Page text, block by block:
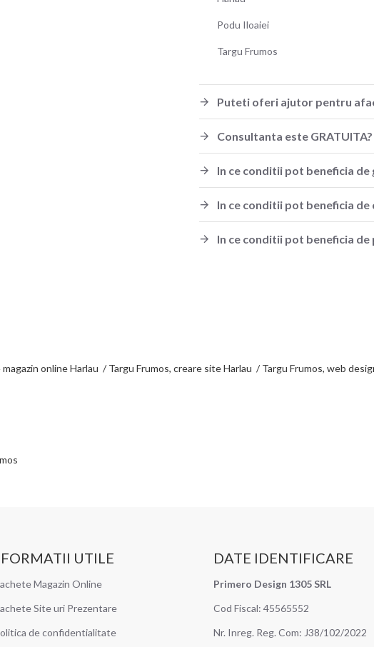
Podu Iloaiei
Targu Frumos
Puteti oferi ajutor pentru
Consultanta este GRATUITA?
In ce conditii pot beneficia de
In ce conditii pot beneficia
In ce conditii pot beneficia de
online Harlau / Targu Frumos, creare site Harlau / Targu Frumos, web
UTILE
Magazin Online
Site uri Prezentare
de confidentialitate
DATE IDENTIFICARE
Primero Design 1305 SRL
Cod Fiscal: 45565552
Nr. Inreg. Reg. Com: J38/102/2022